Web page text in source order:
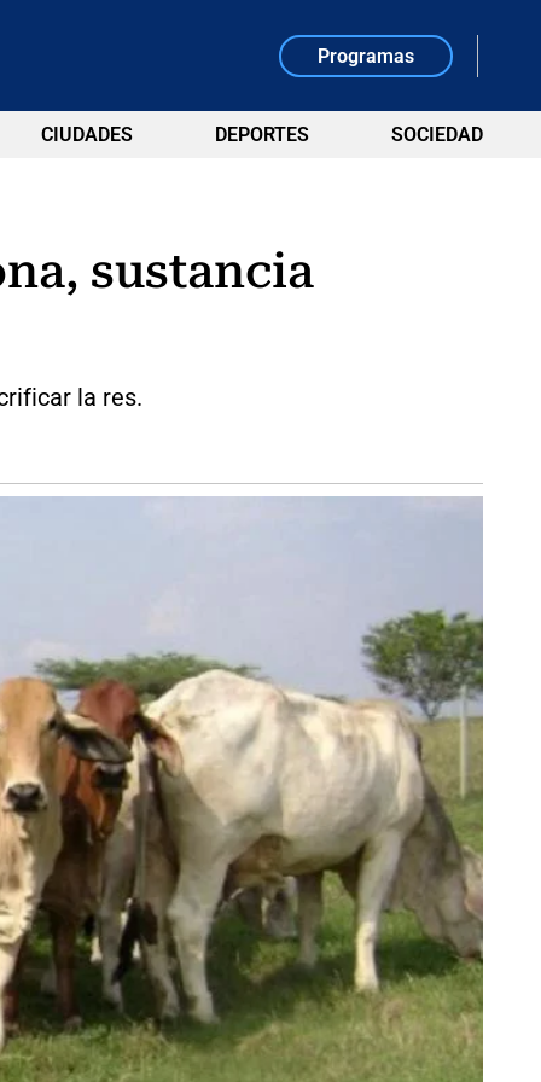
Programas
CIUDADES DEPORTES SOCIEDAD
sustancia
la res.